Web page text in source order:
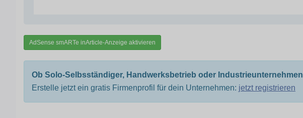
AdSense smARTe inArticle-Anzeige aktivieren
Ob Solo-Selbsständiger, Handwerksbetrieb oder Industrieunternehmen
Erstelle jetzt ein gratis Firmenprofil für dein Unternehmen: jetzt registrieren